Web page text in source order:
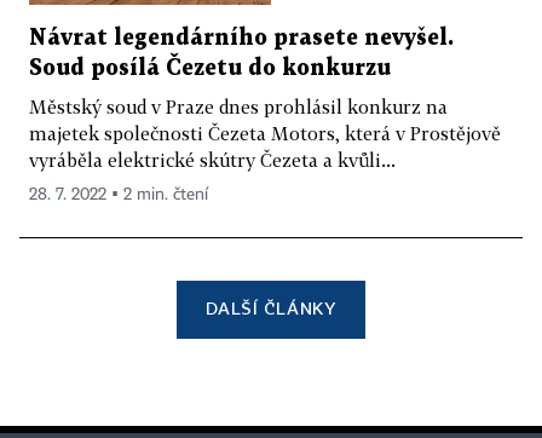
Návrat legendárního prasete nevyšel.
Soud posílá Čezetu do konkurzu
Městský soud v Praze dnes prohlásil konkurz na
majetek společnosti Čezeta Motors, která v Prostějově
vyráběla elektrické skútry Čezeta a kvůli...
28. 7. 2022 ▪ 2 min. čtení
DALŠÍ ČLÁNKY